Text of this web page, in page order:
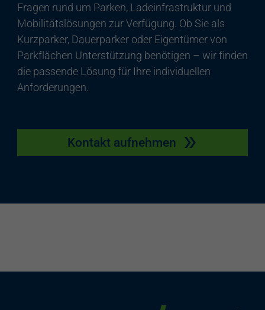
Fragen rund um Parken, Ladeinfrastruktur und
Mobilitätslösungen zur Verfügung. Ob Sie als
Kurzparker, Dauerparker oder Eigentümer von
Parkflächen Unterstützung benötigen – wir finden
die passende Lösung für Ihre individuellen
Anforderungen.
Kontakt aufnehmen